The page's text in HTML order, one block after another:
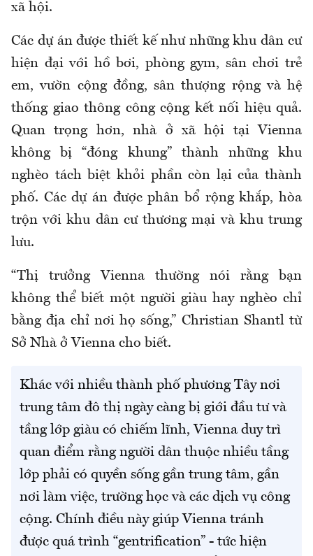
xã hội.
Các dự án được thiết kế như những khu dân cư
hiện đại với hồ bơi, phòng gym, sân chơi trẻ
em, vườn cộng đồng, sân thượng rộng và hệ
thống giao thông công cộng kết nối hiệu quả.
Quan trọng hơn, nhà ở xã hội tại Vienna
không bị “đóng khung” thành những khu
nghèo tách biệt khỏi phần còn lại của thành
phố. Các dự án được phân bổ rộng khắp, hòa
trộn với khu dân cư thương mại và khu trung
lưu.
“Thị trưởng Vienna thường nói rằng bạn
không thể biết một người giàu hay nghèo chỉ
bằng địa chỉ nơi họ sống,” Christian Shantl từ
Sở Nhà ở Vienna cho biết.
Khác với nhiều thành phố phương Tây nơi
trung tâm đô thị ngày càng bị giới đầu tư và
tầng lớp giàu có chiếm lĩnh, Vienna duy trì
quan điểm rằng người dân thuộc nhiều tầng
lớp phải có quyền sống gần trung tâm, gần
nơi làm việc, trường học và các dịch vụ công
cộng. Chính điều này giúp Vienna tránh
được quá trình “gentrification” - tức hiện